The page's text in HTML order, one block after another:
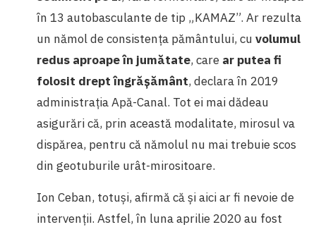
în 13 autobasculante de tip „KAMAZ”. Ar rezulta
un nămol de consistența pământului, cu volumul
redus aproape în jumătate, care ar putea fi
folosit drept îngrășământ, declara în 2019
administrația Apă-Canal. Tot ei mai dădeau
asigurări că, prin această modalitate, mirosul va
dispărea, pentru că nămolul nu mai trebuie scos
din geotuburile urât-mirositoare.
Ion Ceban, totuși, afirmă că și aici ar fi nevoie de
intervenții. Astfel, în luna aprilie 2020 au fost